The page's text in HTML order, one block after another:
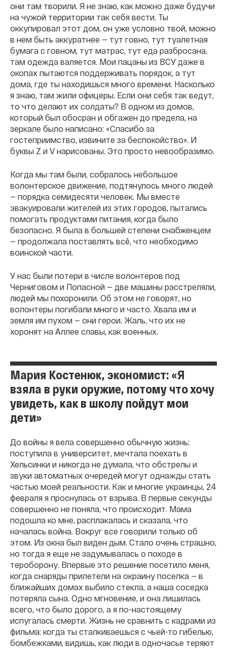
они там творили. Я не знаю, как можно даже будучи
на чужой территории так себя вести. Ты
оккупировал этот дом, он уже условно твой, можно
в нем быть аккуратнее — тут говно, тут туалетная
бумага с говном, тут матрас, тут еда разбросана,
там одежда валяется. Мои пацаны из ВСУ даже в
окопах пытаются поддерживать порядок, а тут
дома, где ты находишься много времени. Насколько
я знаю, там жили офицеры. Если они себя так ведут,
то что делают их солдаты? В одном из домов,
который был обосран и обгажен до предела, на
зеркале было написано: «Спасибо за
гостеприимство, извините за беспокойство». И
буквы Z и V нарисованы. Это просто невообразимо.
Когда мы там были, собралось небольшое
волонтерское движение, подтянулось много людей
— порядка семидесяти человек. Мы вместе
эвакуировали жителей из этих городов, пытались
помогать продуктами питания, когда было
безопасно. Я была в большей степени снабженцем
— продолжала поставлять всё, что необходимо
воинской части.
У нас были потери в числе волонтеров под
Черниговом и Попасной — две машины расстреляли,
людей мы похоронили. Об этом не говорят, но
волонтеры погибали много и часто. Хвала им и
земля им пухом — они герои. Жаль, что их не
хоронят на Аллее славы, как военных.
Мария Костенюк, экономист: «Я
взяла в руки оружие, потому что хочу
увидеть, как в школу пойдут мои
дети»
До войны я вела совершенно обычную жизнь:
поступила в университет, мечтала поехать в
Хельсинки и никогда не думала, что обстрелы и
звуки автоматных очередей могут однажды стать
частью моей реальности. Как и многие украинцы, 24
февраля я проснулась от взрыва. В первые секунды
совершенно не поняла, что происходит. Мама
подошла ко мне, расплакалась и сказала, что
началась война. Вокруг все говорили только об
этом. Из окна был виден дым. Стало очень страшно,
но тогда я еще не задумывалась о походе в
тероборону. Впервые это решение посетило меня,
когда снаряды прилетели на окраину поселка — в
ближайших домах выбило стекла, а наша соседка
потеряла сына. Одно мгновение, и она лишилась
всего, что было дорого, а я по-настоящему
испугалась смерти. Жизнь не сравнить с кадрами из
фильма: когда ты сталкиваешься с чьей-то гибелью,
бомбежками, видишь, как люди в одночасье теряют